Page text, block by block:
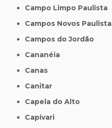
Campo Limpo Paulista
Campos Novos Paulista
Campos do Jordão
Cananéia
Canas
Canitar
Capela do Alto
Capivari